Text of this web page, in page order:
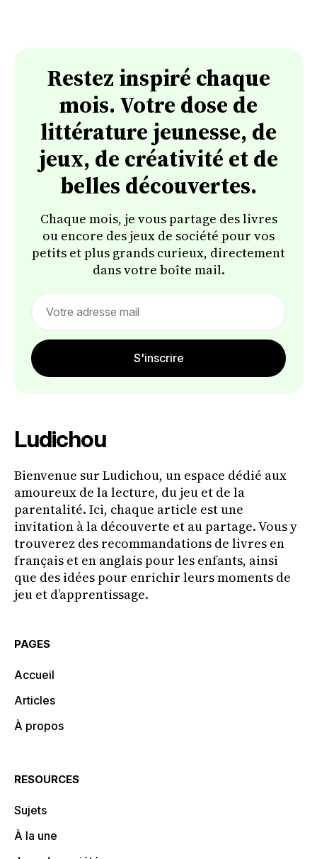
Restez inspiré chaque
mois. Votre dose de
littérature jeunesse, de
jeux, de créativité et de
belles découvertes.
Chaque mois, je vous partage des livres
ou encore des jeux de société pour vos
petits et plus grands curieux, directement
dans votre boîte mail.
S'inscrire
Ludichou
Bienvenue sur Ludichou, un espace dédié aux
amoureux de la lecture, du jeu et de la
parentalité. Ici, chaque article est une
invitation à la découverte et au partage. Vous y
trouverez des recommandations de livres en
français et en anglais pour les enfants, ainsi
que des idées pour enrichir leurs moments de
jeu et d’apprentissage.
PAGES
Accueil
Articles
À propos
RESOURCES
Sujets
À la une